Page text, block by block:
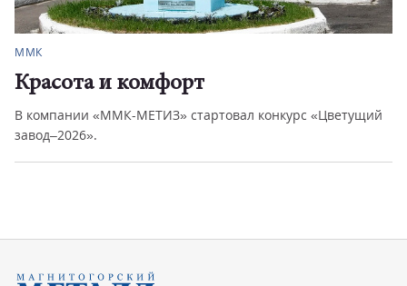
ММК
Красота и комфорт
В компании «ММК-МЕТИЗ» стартовал конкурс «Цветущий
завод–2026».